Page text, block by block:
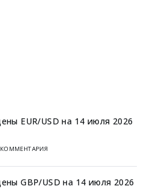
EUR/USD на 14 июля 2026
GBP/USD на 14 июля 2026